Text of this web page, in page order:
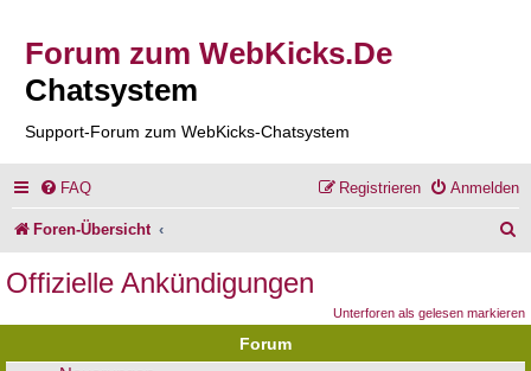
Forum zum WebKicks.De
Chatsystem
Support-Forum zum WebKicks-Chatsystem
FAQ Anmelden
Registrieren
Foren-Übersicht
e
Offizielle Ankündigungen
Unterforen als gelesen markieren
Forum